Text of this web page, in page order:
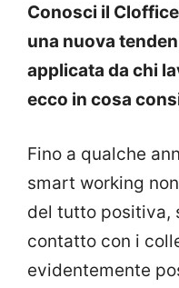
Conosci il
una nuova
applicata da chi
ecco in cosa
Fino a qualche
smart working
del tutto positiva,
contatto con i
evidentemente